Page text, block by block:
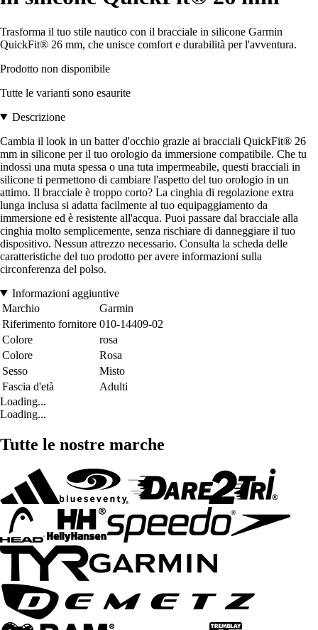
Trasforma il tuo stile nautico con il bracciale in silicone Garmin
QuickFit® 26 mm, che unisce comfort e durabilità per l'avventura.
Prodotto non disponibile
Tutte le varianti sono esaurite
Descrizione
Cambia il look in un batter d'occhio grazie ai bracciali QuickFit® 26
mm in silicone per il tuo orologio da immersione compatibile. Che tu
indossi una muta spessa o una tuta impermeabile, questi bracciali in
silicone ti permettono di cambiare l'aspetto del tuo orologio in un
attimo. Il bracciale è troppo corto? La cinghia di regolazione extra
lunga inclusa si adatta facilmente al tuo equipaggiamento da
immersione ed è resistente all'acqua. Puoi passare dal bracciale alla
cinghia molto semplicemente, senza rischiare di danneggiare il tuo
dispositivo. Nessun attrezzo necessario. Consulta la scheda delle
caratteristiche del tuo prodotto per avere informazioni sulla
circonferenza del polso.
Informazioni aggiuntive
Marchio
Garmin
Riferimento fornitore 010-14409-02
Colore
rosa
Colore
Rosa
Sesso
Misto
Fascia d'età
Adulti
Loading...
Loading...
Tutte le nostre marche